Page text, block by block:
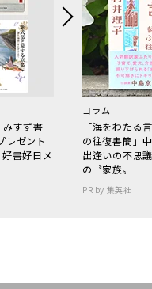
みすず書
レゼント
書好日メ
コラム
「海をわた
の往復書簡」
出逢いの不思
の〝家族〟
PR by 集英社